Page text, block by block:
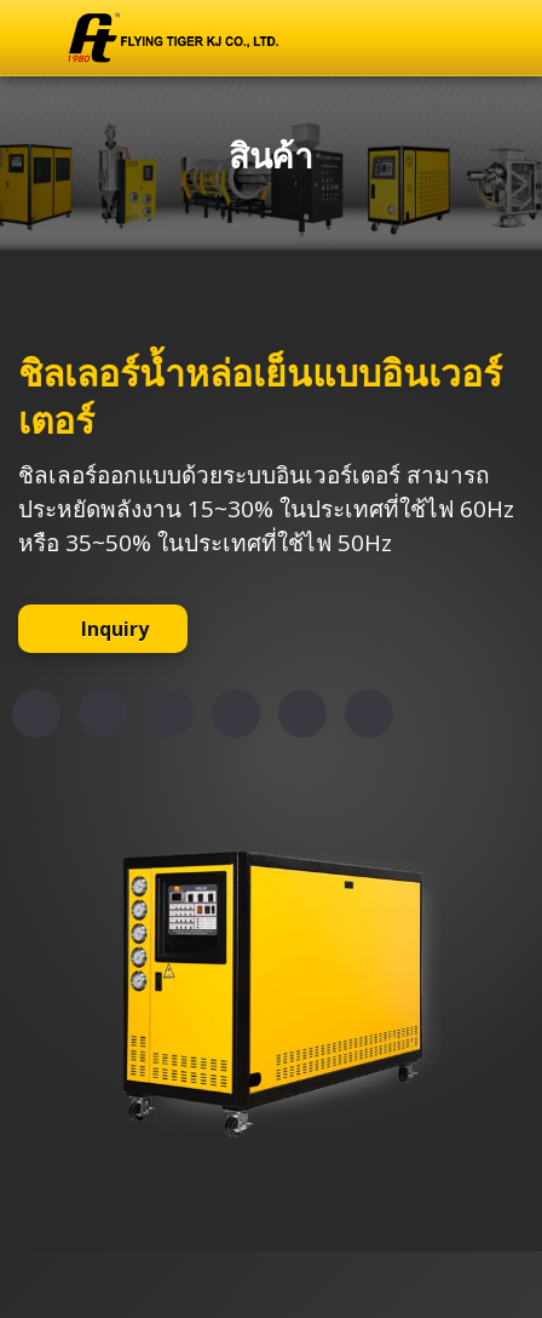
สินค้า
ชิลเลอร์น้ำหล่อเย็นแบบอินเวอร์
เตอร์
ชิลเลอร์ออกแบบด้วยระบบอินเวอร์เตอร์ สามารถ
ประหยัดพลังงาน 15~30% ในประเทศที่ใช้ไฟ 60Hz
หรือ 35~50% ในประเทศที่ใช้ไฟ 50Hz
Inquiry